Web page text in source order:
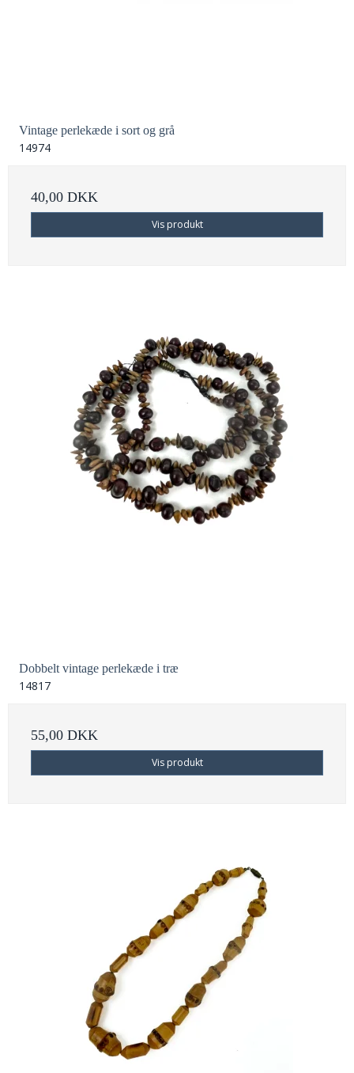
Vintage perlekæde i sort og grå
14974
40,00 DKK
Vis produkt
Dobbelt vintage perlekæde i træ
14817
55,00 DKK
Vis produkt